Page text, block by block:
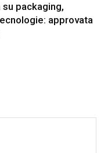
packaging,
approvata